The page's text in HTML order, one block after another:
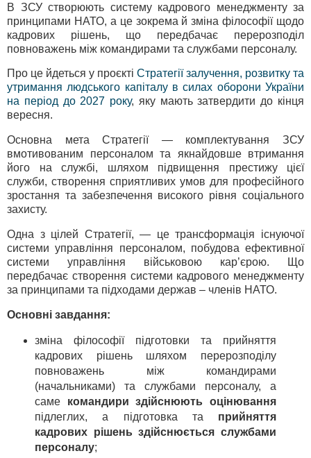
В ЗСУ створюють систему кадрового менеджменту за
принципами НАТО, а це зокрема й зміна філософії щодо
кадрових рішень, що передбачає перерозподіл
повноважень між командирами та службами персоналу.
Про це йдеться у проєкті Стратегії залучення, розвитку та
утримання людського капіталу в силах оборони України
на період до 2027 року, яку мають затвердити до кінця
вересня.
Основна мета Стратегії — комплектування ЗСУ
вмотивованим персоналом та якнайдовше втримання
його на службі, шляхом підвищення престижу цієї
служби, створення сприятливих умов для професійного
зростання та забезпечення високого рівня соціального
захисту.
Одна з цілей Стратегії, — це трансформація існуючої
системи управління персоналом, побудова ефективної
системи управління військовою кар’єрою. Що
передбачає створення системи кадрового менеджменту
за принципами та підходами держав – членів НАТО.
Основні завдання:
зміна філософії підготовки та прийняття
кадрових рішень шляхом перерозподілу
повноважень між командирами
(начальниками) та службами персоналу, а
саме командири здійснюють оцінювання
підлеглих, а підготовка та прийняття
кадрових рішень здійснюється службами
персоналу;